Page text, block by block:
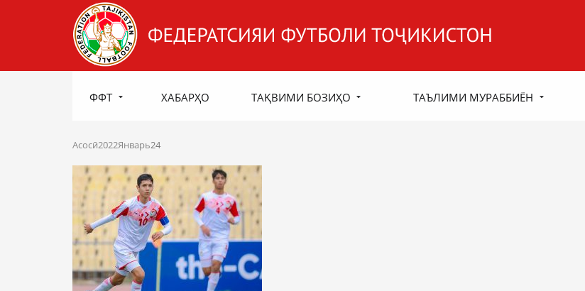
ФФТ ХАБАРҲО ТАҚВИМИ БОЗИҲО ТАЪЛИМИ МУРАББИЁН
Асосӣ2022Январь24